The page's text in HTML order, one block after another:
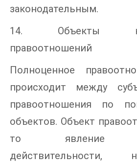
законодательным.
14. Объекты
правоотношений
Полноценное
происходит между
правоотношения по
объектов. Объект
то явление